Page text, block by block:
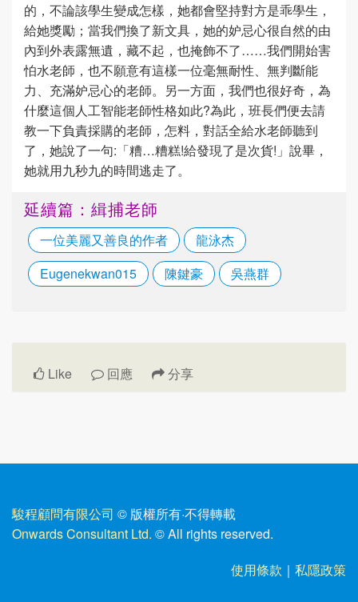
的，不論該學生變成怎樣，她都會堅持對方是乖學生，
給她獎勵；當我們換了新文具，她的妒忌心很自然的由
內到外表露無遺，藏不起，也掩飾不了……我們開始害
怕水老師，也不願意有這樣一位毫無耐性、無判斷能
力、充滿妒忌心的老師。另一方面，我們也很好奇，為
什麼這個人工智能老師性格如此?為此，班長們便去請
教一下負責採購的老師，怎料，對話全給水老師聽到
了，她說了一句:「糟…糟糕!給發現了是次貨!」說畢，
她就用九秒九的時間逃走了。
延續篇：緝捕老師
一位美麗又善良的作者
龍泳杰
Eugenekwan015
陳鍵豪 吳燕群
Like 回應 分享
駿程顧問有限公司 © 版權所有·不得轉載
Onwards Consultant Ltd. © All rights reserved.
使用條款 ｜ 私隱政策